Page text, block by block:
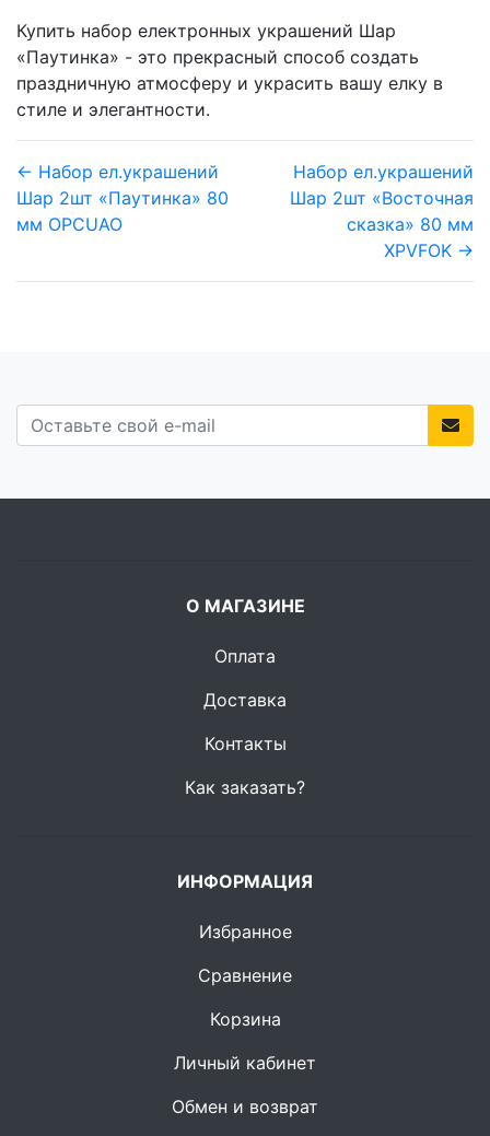
Купить набор електронных украшений Шар
«Паутинка» - это прекрасный способ создать
праздничную атмосферу и украсить вашу елку в
стиле и элегантности.
← Набор ел.украшений
Шар 2шт «Паутинка» 80
мм OPCUAO
Набор ел.украшений
Шар 2шт «Восточная
сказка» 80 мм
XPVFOK →
О МАГАЗИНЕ
Оплата
Доставка
Контакты
Как заказать?
ИНФОРМАЦИЯ
Избранное
Сравнение
Корзина
Личный кабинет
Обмен и возврат